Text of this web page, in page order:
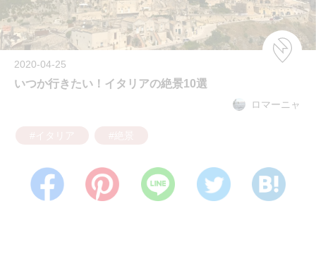
2020-04-25
いつか行きたい！イタリアの絶景10選
ロマーニャ